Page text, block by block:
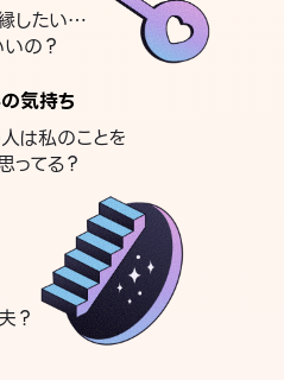
したい…
の？
気持ち
は私のことを
ってる？
？